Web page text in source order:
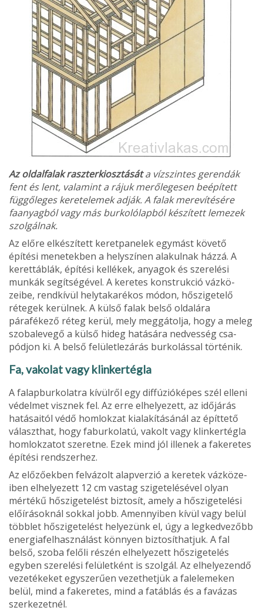
Az oldalfalak raszterkiosztásáta vízszintes gerendák
fent és lent, valamint a rájuk merőle­gesen beépített
függőleges keret­elemek adják. A falak merevítésére
faanyagból vagy más burko­lólapból készített lemezek
szolgál­nak.
Az előre elkészített keretpa­nelek egymást követő
építési menetekben a helyszínen ala­kulnak házzá. A
kerettáblák, építési kellékek, anyagok és szerelési
munkák segítségével. A keretes konstrukció vázkö­
zeibe, rendkívül helytakarékos módon, hőszigetelő
rétegek kerülnek. A külső falak belső oldalára
párafékező réteg ke­rül, mely meggátolja, hogy a meleg
szobalevegő a külső hi­deg hatására nedvesség csa­
pódjon ki. A belső felületlezá­rás burkolással történik.
Fa, vakolat vagy klinkertégla
A falapburkolatra kívülről egy diffúzióképes szél elleni
védel­met visznek fel. Az erre elhe­lyezett, az időjárás
hatásaitól védő homlokzat kialakításá­nál az építtető
választhat, hogy faburkolatú, vakolt vagy klinkertégla
homlokzatot sze­retne. Ezek mind jól illenek a fakeretes
építési rendszerhez.
Az előzőekben felvázolt alapverzió a keretek vázköze­
iben elhelyezett 12 cm vastag szigetelésével olyan
mértékű hőszigetelést biztosít, amely a hőszigetelési
előírásoknál sok­kal jobb. Amennyiben kívül vagy belül
többlet hőszigete­lést helyezünk el, úgy a legkedvezőbb
energiafelhaszná­lást könnyen biztosíthatjuk. A fal
belső, szoba felőli részén el­helyezett hőszigetelés
egyben szerelési felületként is szolgál. Az elhelyezendő
vezetékeket egyszerűen vezethetjük a fal­elemeken
belül, mind a fake­retes, mind a fatáblás és a fa­vázas
szerkezetnél.